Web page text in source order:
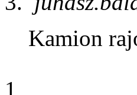
Kamion
1